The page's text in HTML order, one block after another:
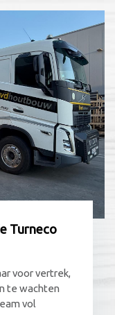
Turneco
voor vertrek,
te wachten
vol